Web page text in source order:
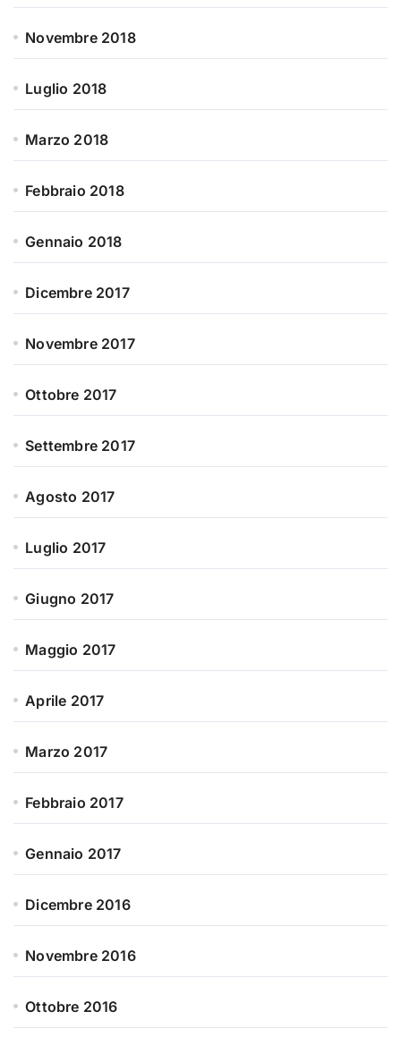
Novembre 2018
Luglio 2018
Marzo 2018
Febbraio 2018
Gennaio 2018
Dicembre 2017
Novembre 2017
Ottobre 2017
Settembre 2017
Agosto 2017
Luglio 2017
Giugno 2017
Maggio 2017
Aprile 2017
Marzo 2017
Febbraio 2017
Gennaio 2017
Dicembre 2016
Novembre 2016
Ottobre 2016